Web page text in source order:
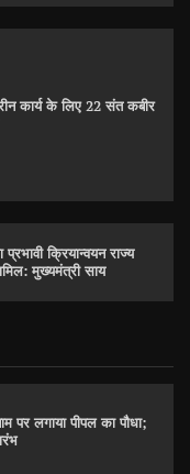
कार्य के लिए 22 संत कबीर
क्रियान्वयन राज्य
मुख्यमंत्री साय
पर लगाया पीपल का पौधा;